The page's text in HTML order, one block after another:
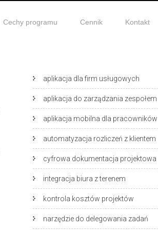
Cechy programu Cennik Kontakt
aplikacja dla firm usługowych
aplikacja do zarządzania zespołem
aplikacja mobilna dla pracowników
automatyzacja rozliczeń z klientem
cyfrowa dokumentacja projektowa
integracja biura z terenem
kontrola kosztów projektów
narzędzie do delegowania zadań